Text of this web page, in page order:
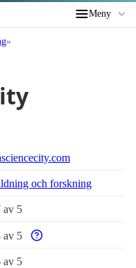
Meny
och forskning
av 5
av 5
Varför enbart
av 5